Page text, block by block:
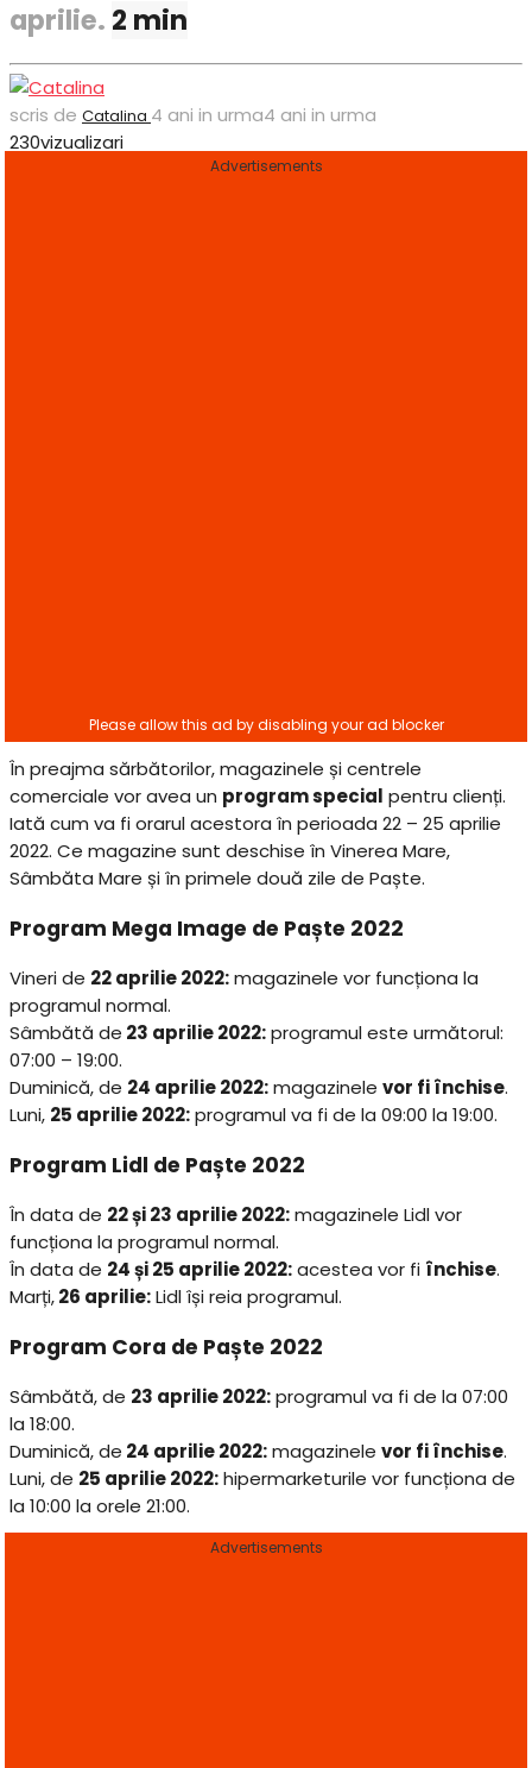
aprilie. 2 min
scris de Catalina 4 ani in urma4 ani in urma
230vizualizari
Advertisements
În preajma sărbătorilor, magazinele și centrele
comerciale vor avea un program special pentru clienți.
Iată cum va fi orarul acestora în perioada 22 – 25 aprilie
2022. Ce magazine sunt deschise în Vinerea Mare,
Sâmbăta Mare și în primele două zile de Paște.
Program Mega Image de Paște 2022
Vineri de 22 aprilie 2022:magazinele vor funcționa la
programul normal.
Sâmbătă de 23 aprilie 2022:programul este următorul:
07:00 – 19:00.
Duminică, de 24 aprilie 2022:magazinele vor fi închise.
Luni, 25 aprilie 2022:programul va fi de la 09:00 la 19:00.
Program Lidl de Paște 2022
În data de 22 și 23 aprilie 2022:magazinele Lidl vor
funcționa la programul normal.
În data de 24 și 25 aprilie 2022:acestea vor fi închise.
Marți,26 aprilie:Lidl își reia programul.
Program Cora de Paște 2022
Sâmbătă, de 23 aprilie 2022:programul va fi de la 07:00
la 18:00.
Duminică, de 24 aprilie 2022:magazinele vor fi închise.
Luni, de 25 aprilie 2022:hipermarketurile vor funcționa de
la 10:00 la orele 21:00.
Advertisements